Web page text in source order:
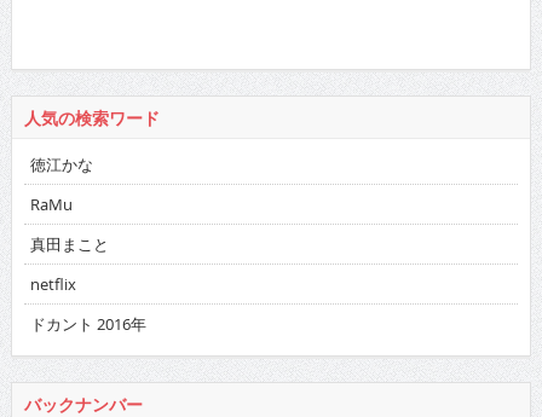
人気の検索ワード
徳江かな
RaMu
真田まこと
netflix
ドカント 2016年
バックナンバー